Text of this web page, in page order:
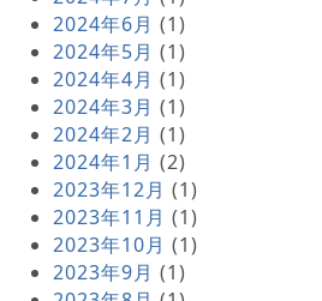
2024年6月 (1)
2024年5月 (1)
2024年4月 (1)
2024年3月 (1)
2024年2月 (1)
2024年1月 (2)
2023年12月 (1)
2023年11月 (1)
2023年10月 (1)
2023年9月 (1)